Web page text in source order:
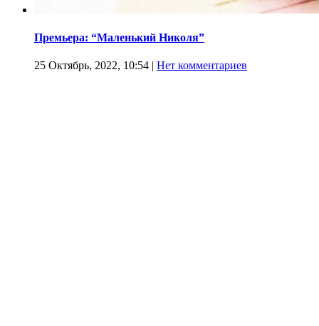
Премьера: “Маленький Николя”
25 Октябрь, 2022, 10:54 | Нет комментариев